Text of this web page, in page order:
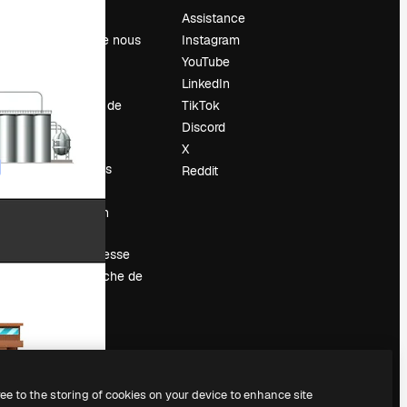
À propos de nous
Tendances de
recherche
Blog
Événements
Vendre mon
Salle de presse
À la recherche de
Assistance
Instagram
YouTube
LinkedIn
TikTok
Discord
X
Reddit
to the storing of cookies on your device to enhance site